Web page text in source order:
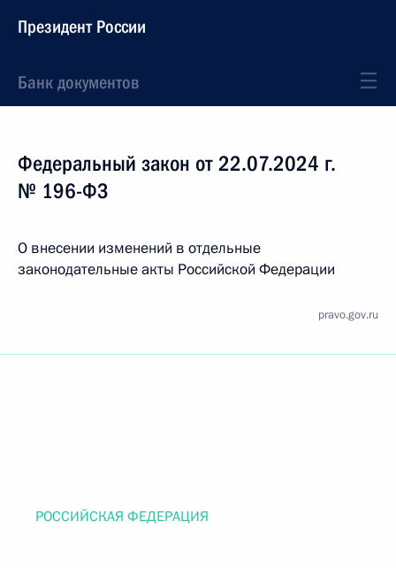
Президент России
Банк документов
Федеральный закон от 22.07.2024 г.
№ 196-ФЗ
О внесении изменений в отдельные
законодательные акты Российской Федерации
pravo.gov.ru
РОССИЙСКАЯ ФЕДЕРАЦИЯ